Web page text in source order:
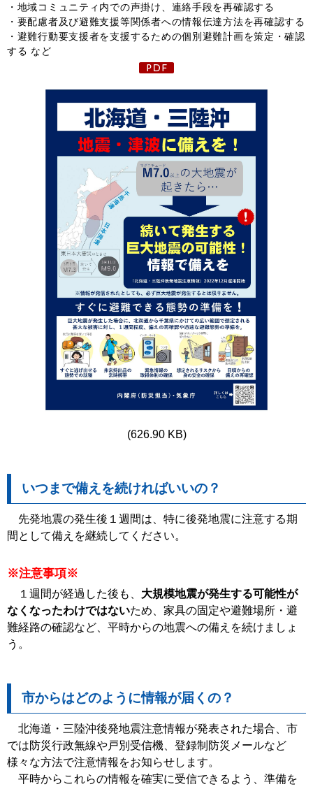
・地域コミュニティ内での声掛け、連絡手段を再確認する
・要配慮者及び避難支援等関係者への情報伝達方法を再確認する
・避難行動要支援者を支援するための個別避難計画を策定・確認
する など
(626.90 KB)
いつまで備えを続ければいいの？
先発地震の発生後１週間は、特に後発地震に注意する期
間として備えを継続してください。
※注意事項※
１週間が経過した後も、 大規模地震が発生する可能性が
なくなったわけではないため、家具の固定や避難場所・避
難経路の確認など、平時からの地震への備えを続けましょ
う。
市からはどのように情報が届くの？
北海道・三陸沖後発地震注意情報が発表された場合、市
では防災行政無線や戸別受信機、登録制防災メールなど
様々な方法で注意情報をお知らせします。
平時からこれらの情報を確実に受信できるよう、準備を